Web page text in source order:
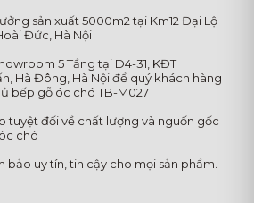
sản xuất 5000m2 tại Km12 Đại Lộ
Đức, Hà Nội
5 Tầng tại D4-31, KĐT
Hà Đông, Hà Nội để quý khách hàng
bếp gỗ óc chó TB-M027
tuyệt đối về chất lượng và nguốn gốc
chó
bảo uy tín, tin cậy cho mọi sản phẩm.